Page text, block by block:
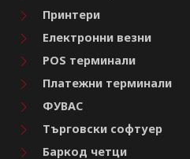
Принтери
Електронни везни
POS терминали
Платежни терминали
ФУВАС
Търговски софтуер
Баркод четци